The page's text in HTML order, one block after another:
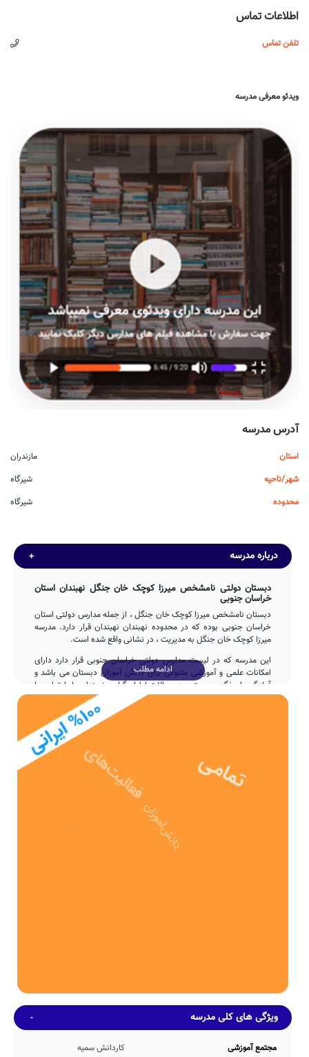
اطلاعات تماس
تلفن تماس
ویدئو معرفی مدرسه
آدرس مدرسه
استان
مازندران
شهر/ناحیه
شیرگاه
محدوده
شیرگاه
درباره مدرسه
دبستان دولتی نامشخص میرزا کوچک خان جنگل نهبندان استان
خراسان جنوبی
دبستان نامشخص میرزا کوچک خان جنگل ، از جمله مدارس دولتی استان
خراسان جنوبی بوده که در محدوده نهبندان نهبندان قرار دارد. مدرسه
میرزا کوچک خان جنگل به مدیریت ، در نشانی واقع شده است.
این مدرسه که در لیست مدارس دولتی خراسان جنوبی قرار دارد دارای
امکانات علمی و آموزشی متنوعی برای دانش آموزان دبستان می باشد و
آمادگی پاسخگویی مستمر به سوالات اولیاء گرامی نهبندان را با تماس با
تلفن فراهم نموده است.
مدرسه نامشخص میرزا کوچک خان جنگل با مشارکت و تلاش بی وقفه ی
بخش خصوصی پس از 4ساله در سال 1394 وارد چرخه آموزشی کشور
شده و پذیرای فرزندان این مرز و بوم بوده است.
و همچنین حیاط با مساحت 410 متر مربع، دارای فضای آموزشی و ورزشی
نسبتاً مناسبی برای یک مدرسه ی دبستان می باشد.
ضمناً با عنایت به عدم اعلام دقیق اطلاعات مدرسه نامشخص میرزا کوچک
خان جنگل توسط مدیریت این مدرسه، اطلاعات دقیقی مبنی بر وجود و یا
عدم وجود امکانات رفاهی سالن غذاخوری، اتاق بازی، گرم خانه غذا، کارگاه
هنرهای تجسمی، سالن مطالعه، سالن آمفی تئاتر، کمد شخصی، اتاق
بهداشت، کف پوش حیاط، و... در دسترس رسانه هوشمند مدارس نمی
باشد.
ادامه مطلب
ویژگی های کلی مدرسه
مجتمع آموزشی کاردانش سمیه